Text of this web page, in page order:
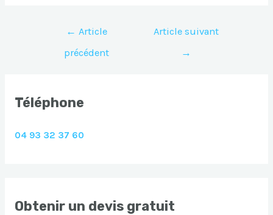
Navigation
l’article
← Article
précédent
Article suivant
→
Téléphone
04 93 32 37 60
Obtenir un devis gratuit